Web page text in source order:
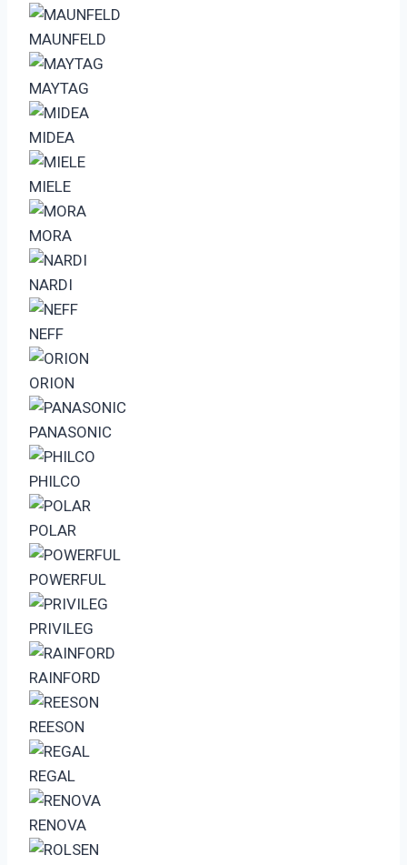
MAUNFELD
MAYTAG
MIDEA
MIELE
MORA
NARDI
NEFF
ORION
PANASONIC
PHILCO
POLAR
POWERFUL
PRIVILEG
RAINFORD
REESON
REGAL
RENOVA